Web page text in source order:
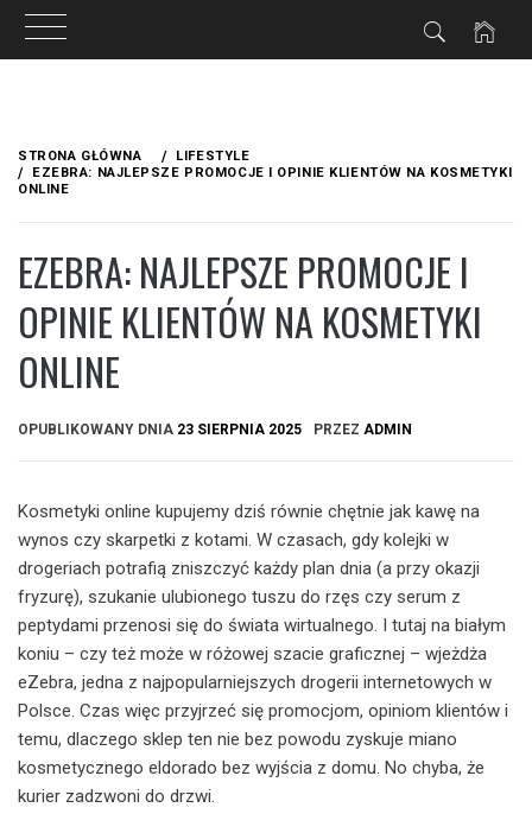
treści
STRONA GŁÓWNA
LIFESTYLE
EZEBRA: NAJLEPSZE PROMOCJE I OPINIE KLIENTÓW NA KOSMETYKI
ONLINE
EZEBRA: NAJLEPSZE PROMOCJE I
OPINIE KLIENTÓW NA KOSMETYKI
ONLINE
OPUBLIKOWANY DNIA 23 SIERPNIA 2025 PRZEZ ADMIN
Kosmetyki online kupujemy dziś równie chętnie jak kawę na
wynos czy skarpetki z kotami. W czasach, gdy kolejki w
drogeriach potrafią zniszczyć każdy plan dnia (a przy okazji
fryzurę), szukanie ulubionego tuszu do rzęs czy serum z
peptydami przenosi się do świata wirtualnego. I tutaj na białym
koniu – czy też może w różowej szacie graficznej – wjeżdża
eZebra, jedna z najpopularniejszych drogerii internetowych w
Polsce. Czas więc przyjrzeć się promocjom, opiniom klientów i
temu, dlaczego sklep ten nie bez powodu zyskuje miano
kosmetycznego eldorado bez wyjścia z domu. No chyba, że
kurier zadzwoni do drzwi.